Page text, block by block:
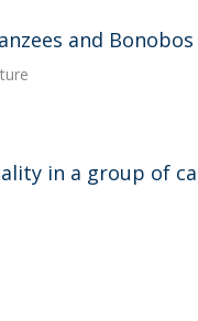
and Bonobos
in a group of